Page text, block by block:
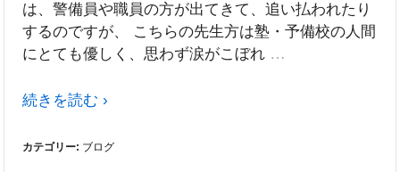
は、警備員や職員の方が出てきて、追い払われたり
するのですが、 こちらの先生方は塾・予備校の人間
にとても優しく、思わず涙がこぼれ …
続きを読む ›
カテゴリー: ブログ